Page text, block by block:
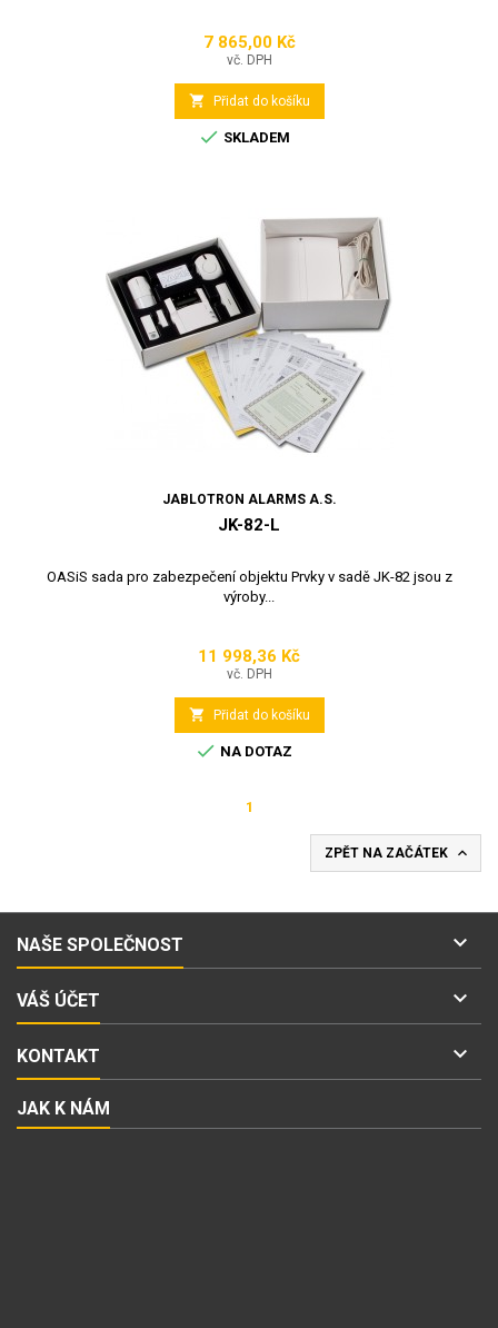
Cena
7 865,00 Kč
vč. DPH
 Přidat do košíku
 SKLADEM
JABLOTRON ALARMS A.S.
JK-82-L
OASiS sada pro zabezpečení objektu Prvky v sadě JK-82 jsou z
výroby...
Cena
11 998,36 Kč
vč. DPH
 Přidat do košíku
 NA DOTAZ
1
ZPĚT NA ZAČÁTEK 
NAŠE SPOLEČNOST 
VÁŠ ÚČET 
KONTAKT 
JAK K NÁM